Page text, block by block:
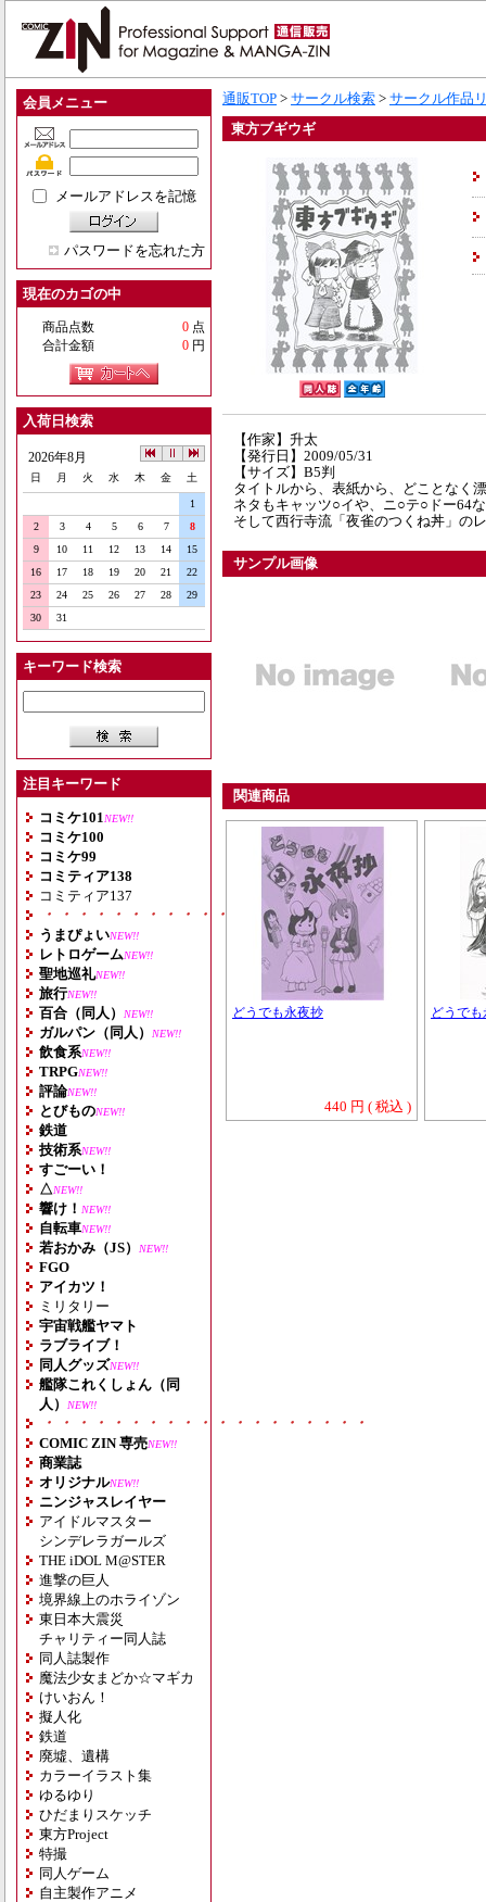
会員メニュー
メールアドレスを記憶
パスワードを忘れた方
現在のカゴの中
商品点数 0 点
合計金額
0 円
入荷日検索
2026年8月
日 月 火 水 木 金 土
1
2
3 4 5 6 7
8
9
10 11 12 13 14
15
16
17 18 19 20 21
22
23
24 25 26 27 28
29
30
31
キーワード検索
注目キーワード
コミケ101 NEW!!
コミケ100
コミケ99
コミティア138
コミティア137
・・・・・・・・・・・・・・・・・・・
うまぴょいNEW!!
レトロゲームNEW!!
聖地巡礼NEW!!
旅行NEW!!
百合（同人） NEW!!
ガルパン（同人） NEW!!
飲食系NEW!!
TRPGNEW!!
評論NEW!!
とびものNEW!!
鉄道
技術系NEW!!
すごーい！
△NEW!!
響け！ NEW!!
自転車NEW!!
若おかみ（JS） NEW!!
FGO
アイカツ！
ミリタリー
宇宙戦艦ヤマト
ラブライブ！
同人グッズNEW!!
艦隊これくしょん（同
人）
NEW!!
・・・・・・・・・・・・・・・・・・・
COMIC ZIN 専売NEW!!
商業誌
オリジナルNEW!!
ニンジャスレイヤー
アイドルマスター
シンデレラガールズ
THE iDOL M@STER
進撃の巨人
境界線上のホライゾン
東日本大震災
チャリティー同人誌
同人誌製作
魔法少女まどか☆マギカ
けいおん！
擬人化
鉄道
廃墟、遺構
カラーイラスト集
ゆるゆり
ひだまりスケッチ
東方Project
特撮
同人ゲーム
自主製作アニメ
通販TOP > サークル検索 > サークル作品
東方ブギウギ
【作家】升太
【発行日】2009/05/31
【サイズ】B5判
タイトルから、表紙から、どことなく
ネタもキャッツ○イや、ニ○テ○ドー64
そして西行寺流「夜雀のつくね丼」の
サンプル画像
関連商品
どうでも永夜抄
440 円 ( 税込 )
どうで